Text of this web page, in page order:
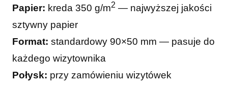
Papier: kreda 350 g/m2 — najwyższej jakości
sztywny papier
Format: standardowy 90×50 mm — pasuje do
każdego wizytownika
Połysk: przy zamówieniu wizytówek